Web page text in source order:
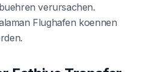
verursachen.
Flughafen koennen